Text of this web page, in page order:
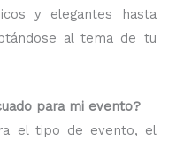
y elegantes hasta
al tema de tu
para mi evento?
el tipo de evento, el